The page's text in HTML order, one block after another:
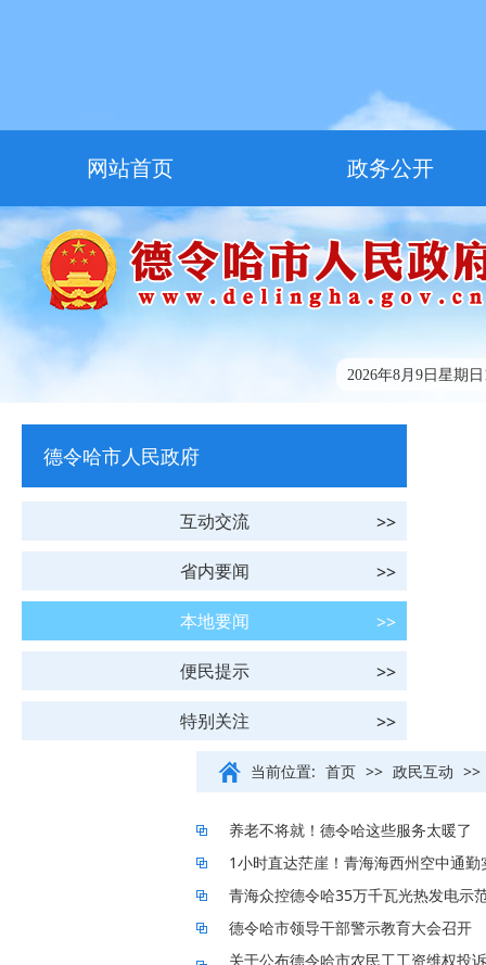
网站首页 政务公开
走进德令哈 友情链接
2026年8月9日星期日
德令哈市人民政府
互动交流
省内要闻
本地要闻
便民提示
特别关注
当前位置: 首页 >> 政民互动 >>
养老不将就！德令哈这些服务太暖了
1小时直达茫崖！青海海西州空中通
青海众控德令哈35万千瓦光热发电示
德令哈市领导干部警示教育大会召开
关于公布德令哈市农民工工资维权投